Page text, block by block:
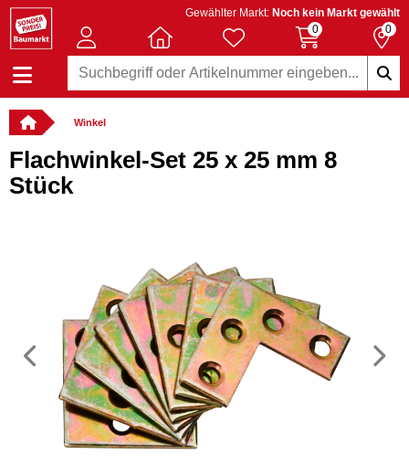
Gewählter Markt: Noch kein Markt gewählt
0
0
Winkel
Flachwinkel-Set 25 x 25 mm 8
Stück
Vorheriges